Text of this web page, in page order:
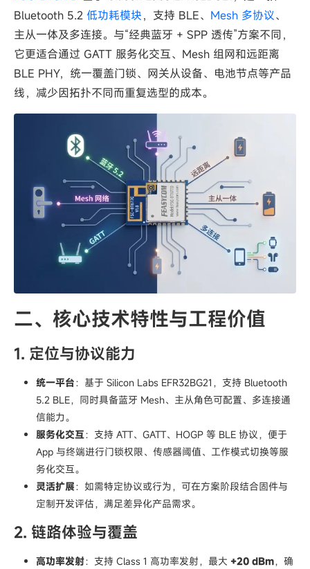
Bluetooth 5.2 低功耗模块，支持 BLE、 Mesh 多协议、
主从一体及多连接。与“经典蓝牙 + SPP 透传”方案不同，
它更适合通过 GATT 服务化交互、Mesh 组网和远距离
BLE PHY，统一覆盖门锁、网关从设备、电池节点等产品
线，减少因拓扑不同而重复选型的成本。
二、核心技术特性与工程价值
1. 定位与协议能力
统一平台：基于 Silicon Labs EFR32BG21，支持 Bluetooth
5.2 BLE，同时具备蓝牙 Mesh、主从角色可配置、多连接通
信能力。
服务化交互：支持 ATT、GATT、HOGP 等 BLE 协议，便于
App 与终端进行门锁权限、传感器阈值、工作模式切换等服
务化交互。
灵活扩展：如需特定协议或行为，可在方案阶段结合固件与
定制开发评估，满足差异化产品需求。
2. 链路体验与覆盖
高功率发射：支持 Class 1 高功率发射，最大 +20 dBm，确